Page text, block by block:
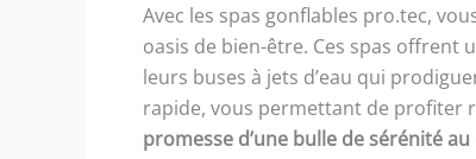
Avec les spas gonflables pro.tec,
oasis de bien-être. Ces spas offrent
leurs buses à jets d’eau qui
rapide, vous permettant de profiter
promesse d’une bulle de sérénité